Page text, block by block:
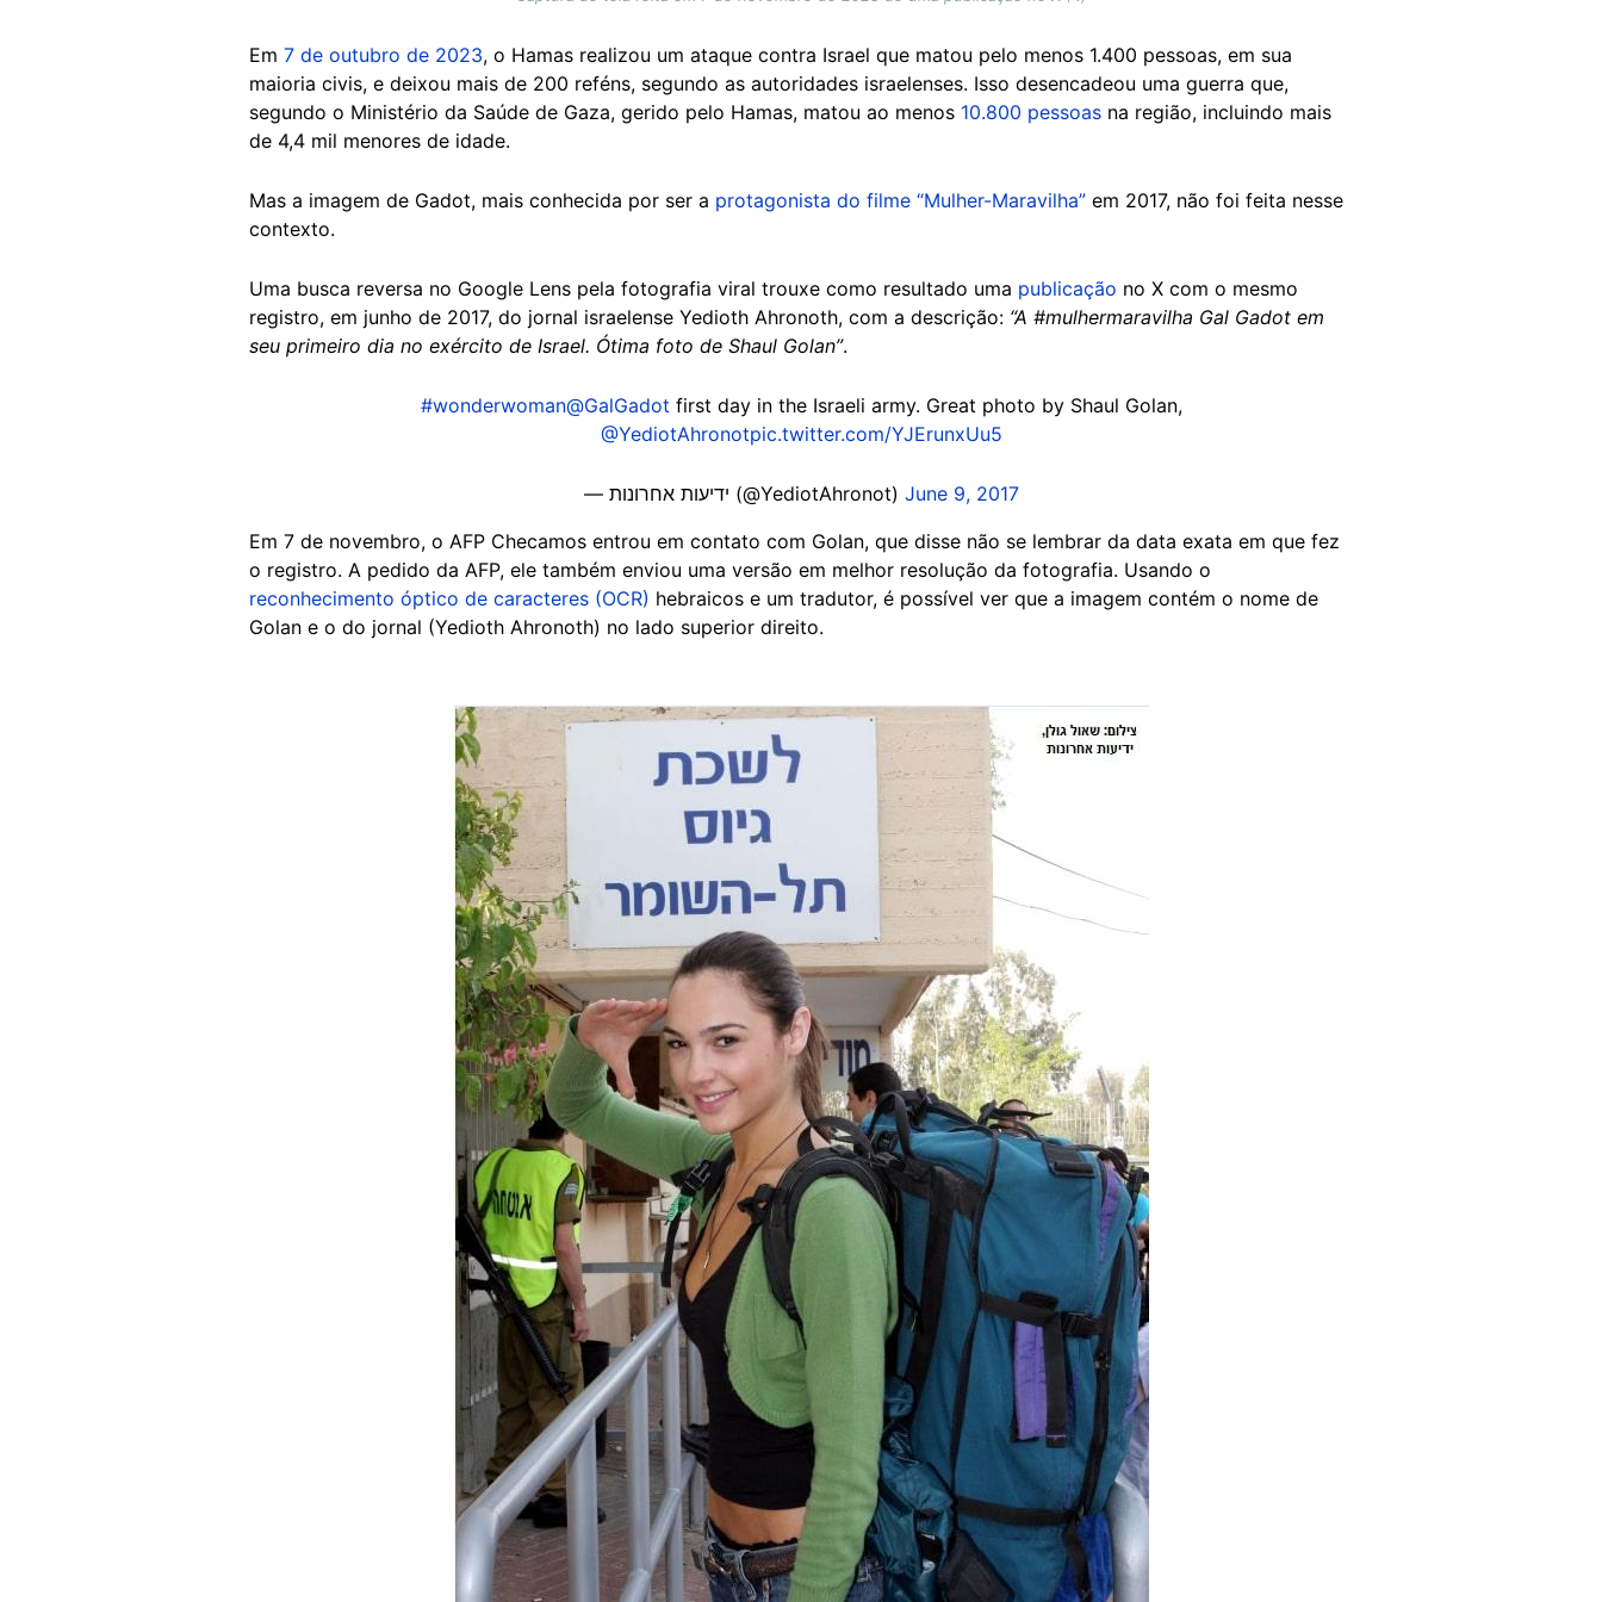
Em 7 de outubro de 2023, o Hamas realizou um ataque contra Israel que matou pelo menos 1.400 pessoas, em sua
maioria civis, e deixou mais de 200 reféns, segundo as autoridades israelenses. Isso desencadeou uma guerra que,
segundo o Ministério da Saúde de Gaza, gerido pelo Hamas, matou ao menos 10.800 pessoas na região, incluindo mais
de 4,4 mil menores de idade.
Mas a imagem de Gadot, mais conhecida por ser a protagonista do filme “Mulher-Maravilha” em 2017, não foi feita nesse
contexto.
Uma busca reversa no Google Lens pela fotografia viral trouxe como resultado uma publicação no X com o mesmo
registro, em junho de 2017, do jornal israelense Yedioth Ahronoth, com a descrição: “A #mulhermaravilha Gal Gadot em
seu primeiro dia no exército de Israel. Ótima foto de Shaul Golan”.
#wonderwoman@GalGadot first day in the Israeli army. Great photo by Shaul Golan,
@YediotAhronotpic.twitter.com/YJErunxUu5
— ידיעות אחרונות (@YediotAhronot) June 9, 2017
Em 7 de novembro, o AFP Checamos entrou em contato com Golan, que disse não se lembrar da data exata em que fez
o registro. A pedido da AFP, ele também enviou uma versão em melhor resolução da fotografia. Usando o
reconhecimento óptico de caracteres (OCR) hebraicos e um tradutor, é possível ver que a imagem contém o nome de
Golan e o do jornal (Yedioth Ahronoth) no lado superior direito.